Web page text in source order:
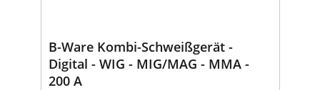
B-Ware Kombi-Schweißgerät -
Digital - WIG - MIG/MAG - MMA -
200 A